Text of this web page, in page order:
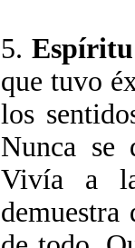
5.
que tuvo
los
Nunca se
Vivía a